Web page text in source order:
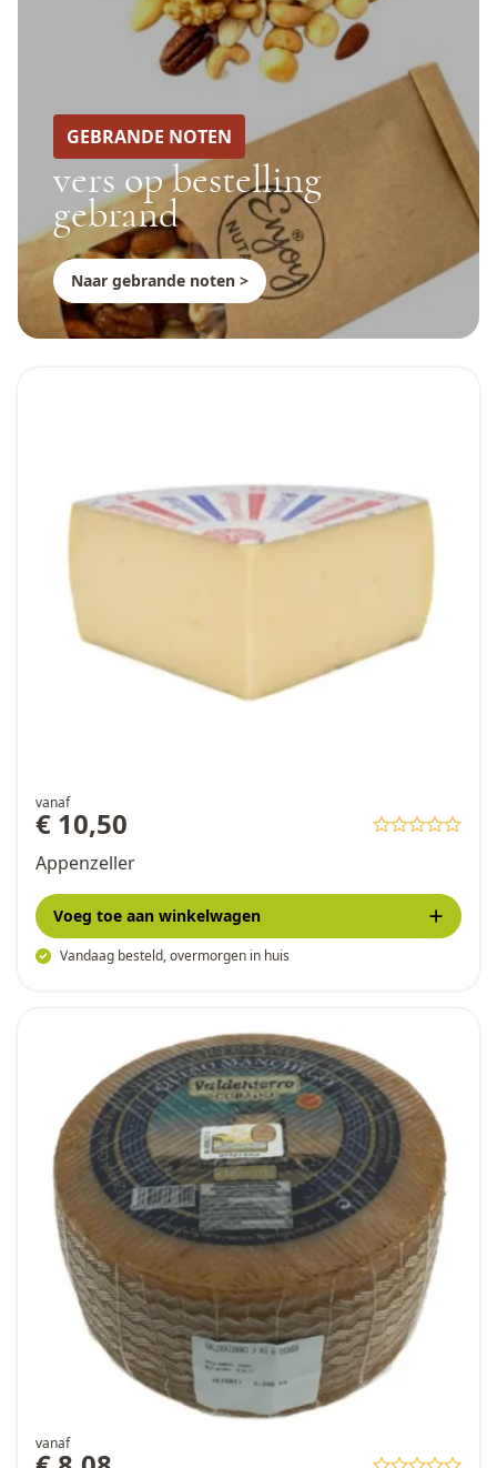
vanaf
€ 10,50
Appenzeller
Vandaag besteld, overmorgen in huis
Voeg toe aan winkelwagen
vanaf
GEBRANDE NOTEN
vers op bestelling
gebrand
Naar gebrande noten >